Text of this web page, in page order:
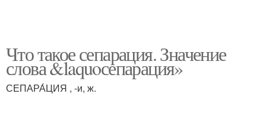
Что такое сепарация. Значение
слова &laquoсепарация»
СЕПАРА́ЦИЯ , -и, ж.